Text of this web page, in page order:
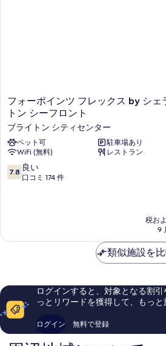
フ
ォ
ー
ポ
イ
ン
ツ
フ
シ
ン
ラ
イ
フォーポインツ フレックス by シェ
トン シーフロント
ブライトン シティセンター
ペット可
駐車場あり
WiFi (無料)
レストラン
10
段
口
件
の
口
ミ
7.8 良い
口コミ 174 件
税お
9
類似施設を
ログインすると、対象となる割
っとリワードを獲得して、もっと
ログイン 無料で登録